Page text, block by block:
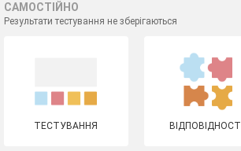
САМОСТІЙНО
Результати тестування не зберігаються
ТЕСТУВАННЯ ВІДПОВІДНОСТІ